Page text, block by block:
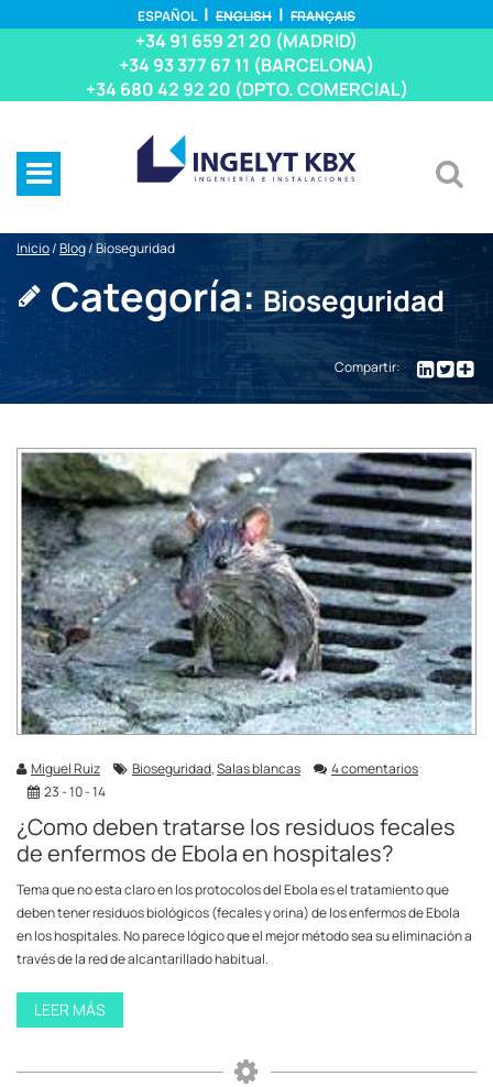
ESPAÑOL ENGLISH FRANÇAIS
+34 91 659 21 20 (MADRID)
+34 93 377 67 11 (BARCELONA)
+34 680 42 92 20 (DPTO. COMERCIAL)
Inicio/Blog/Bioseguridad
Categoría: Bioseguridad
Compartir:
Miguel Ruiz Bioseguridad,Salas blancas
4 comentarios
23 - 10 - 14
¿Como deben tratarse los residuos fecales
de enfermos de Ebola en hospitales?
Tema que no esta claro en los protocolos del Ebola es el tratamiento que
deben tener residuos biológicos (fecales y orina) de los enfermos de Ebola
en los hospitales. No parece lógico que el mejor método sea su eliminación a
través de la red de alcantarillado habitual.
LEER MÁS